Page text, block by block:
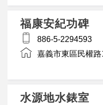
福康安紀功碑
886-5-2294593
嘉義市東區民權路
水源地水錶室